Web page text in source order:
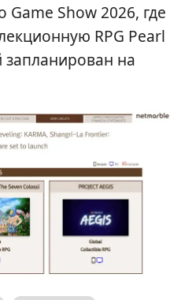
Game Show 2026, где
RPG Pearl
запланирован на